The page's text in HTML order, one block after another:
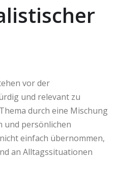
vor der
und relevant zu
durch eine Mischung
und persönlichen
einfach übernommen,
an Alltagssituationen